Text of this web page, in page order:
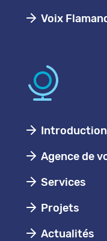
Voix
Introduction
Agence de
Services
Projets
Actualités